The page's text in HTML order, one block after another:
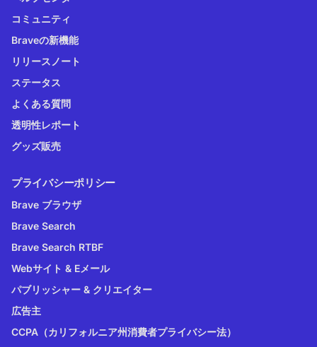
コミュニティ
Braveの新機能
リリースノート
ステータス
よくある質問
透明性レポート
グッズ販売
プライバシーポリシー
Brave ブラウザ
Brave Search
Brave Search RTBF
Webサイト & Eメール
パブリッシャー & クリエイター
広告主
CCPA（カリフォルニア州消費者プライバシー法）